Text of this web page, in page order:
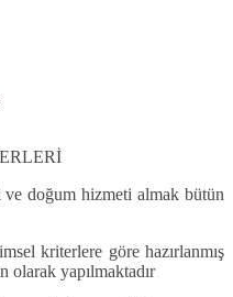
doğum hizmeti almak bütün
kriterlere göre hazırlanmış
olarak yapılmaktadır